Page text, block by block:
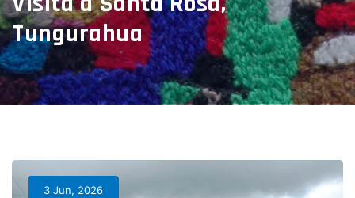
Tungurahua
3 Jun, 2026